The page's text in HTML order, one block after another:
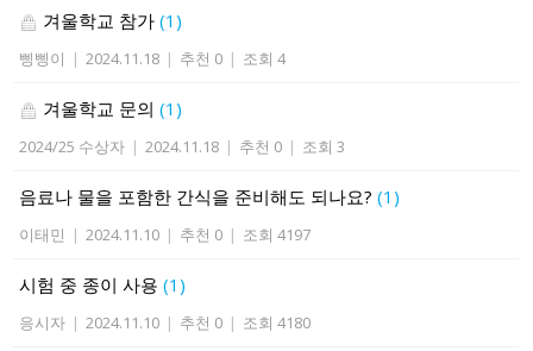
겨울학교 참가(1)
삥삥이 | 2024.11.18 | 추천 0 | 조회 4
겨울학교 문의(1)
2024/25 수상자 | 2024.11.18 | 추천 0 | 조회 3
음료나 물을 포함한 간식을 준비해도 되나요?(1)
이태민 | 2024.11.10 | 추천 0 | 조회 4197
시험 중 종이 사용(1)
응시자 | 2024.11.10 | 추천 0 | 조회 4180